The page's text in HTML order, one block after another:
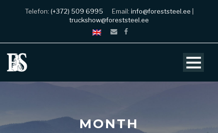
Telefon: (+372) 509 6995 Email: info@foreststeel.ee
truckshow@foreststeel.ee
MONTH